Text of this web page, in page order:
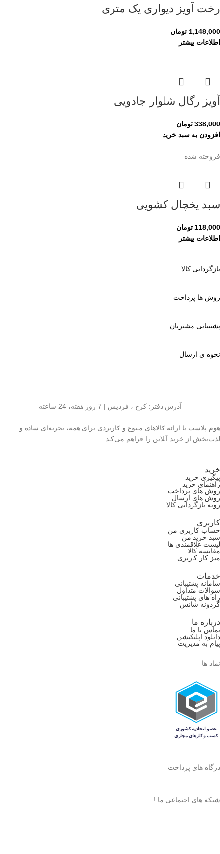
رخت آویز دیواری یک متری
1,148,000 تومان
اطلاعات بیشتر
آویز رگال شلوار جادویی
338,000 تومان
افزودن به سبد خرید
فروخته شده
سبد یخچال کشویی
118,000 تومان
اطلاعات بیشتر
بازگردانی کالا
روش ها پرداخت
پشتیبانی مشتریان
نحوه ی ارسال
آدرس دفتر: کرج ، فردیس | 7 روز هفته، 24 ساعته
هوم پلاست با ارائه کالاهای متنوع و کاربردی برای همه، تجربه‌ای ساده و
لذت‌بخش از خرید آنلاین را فراهم می‌کند.
خرید
پیگیری خرید
راهنمای خرید
روش های پرداخت
روش های ارسال
رویه بازگردانی کالا
کاربری
حساب کاربری من
سبد خرید من
لیست علاقمندی ها
مقایسه کالا
میز کار کاربری
خدمات
سامانه پشتیبانی
سوالات متداول
راه های پشتیبانی
گردونه شانس
درباره ما
تماس با ما
دانلود اپلیکیشن
پیام به مدیریت
نماد ها
درگاه های پرداخت
شبکه های اجتماعی ما !